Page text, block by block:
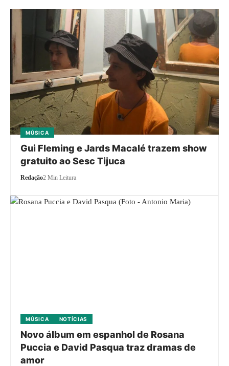
MÚSICA
Gui Fleming e Jards Macalé trazem show
gratuito ao Sesc Tijuca
Redação2 Min Leitura
MÚSICA NOTÍCIAS
Novo álbum em espanhol de Rosana
Puccia e David Pasqua traz dramas de
amor